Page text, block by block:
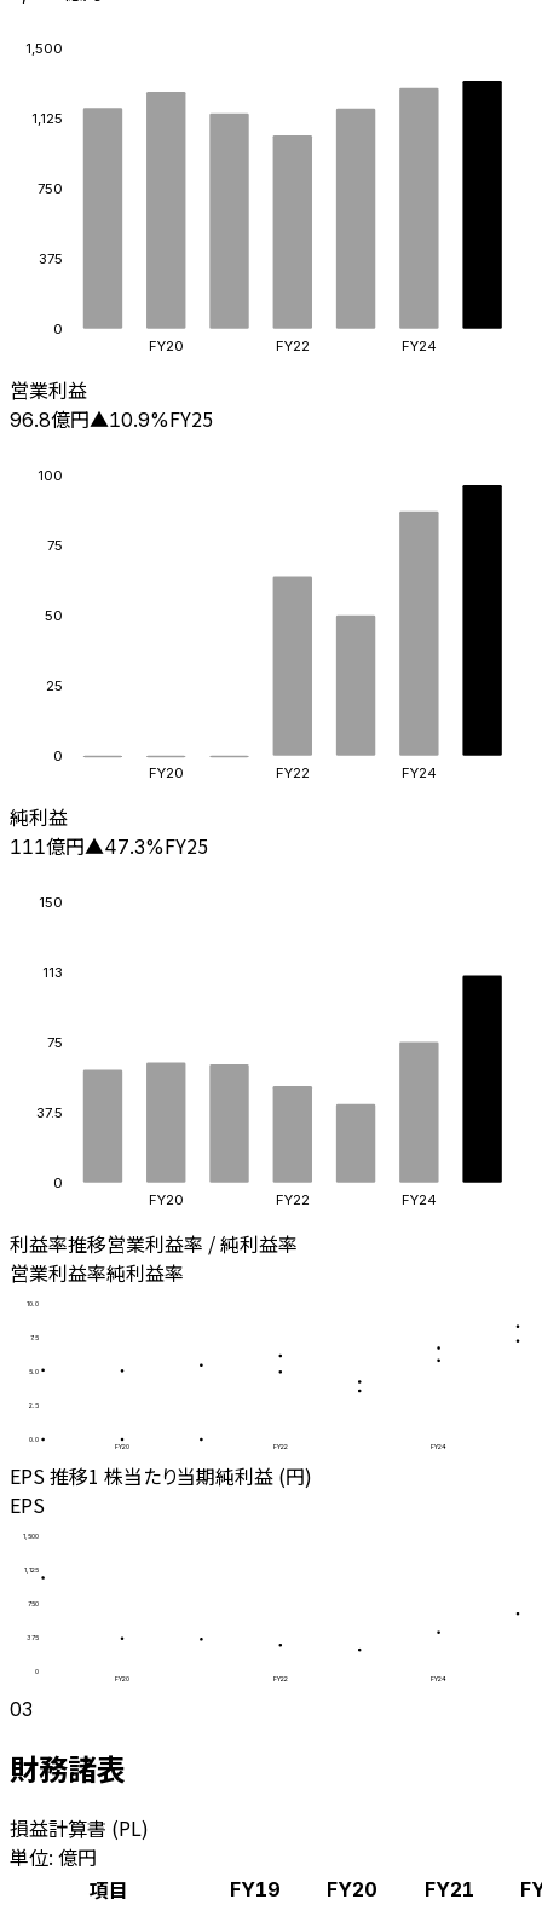
0
375
750
1,125
1,500
FY20 FY22 FY24
営業利益
96.8億円▲10.9%FY25
0
25
50
75
100
FY20 FY22 FY24
純利益
111億円▲47.3%FY25
0
37.5
75
113
150
FY20 FY22 FY24
利益率推移営業利益率 / 純利益率
営業利益率純利益率
0.0
2.5
5.0
7.5
10.0
FY20 FY22 FY24
EPS 推移1 株当たり当期純利益 (円)
EPS
0
375
750
1,125
1,500
FY20 FY22 FY24
03
財務諸表
損益計算書 (PL)
単位: 億円
項目
FY19 FY20 FY21